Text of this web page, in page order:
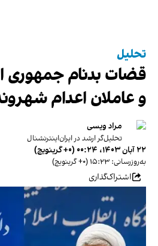
تحلیل
قضات بدنام جمهوری
و عاملان اعدام
مراد ویسی
تحلیل‌گر ارشد در ایران‌اینترنشنال
۲۲ آبان ۱۴۰۳، ۰۰:۲۴ (‎+۰ گرینویچ)
به‌روزرسانی: ۱۵:۲۳ (‎+۰ گرینویچ)
اشتراک‌گذاری